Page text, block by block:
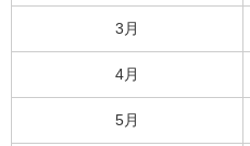
3月
4月
5月